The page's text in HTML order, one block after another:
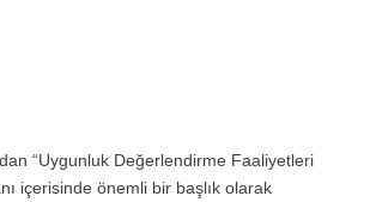
“Uygunluk Değerlendirme Faaliyetleri
içerisinde önemli bir başlık olarak